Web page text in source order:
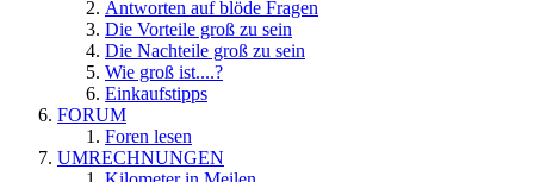
Antworten auf blöde Fragen
Die Vorteile groß zu sein
Die Nachteile groß zu sein
Wie groß ist....?
Einkaufstipps
FORUM
Foren lesen
UMRECHNUNGEN